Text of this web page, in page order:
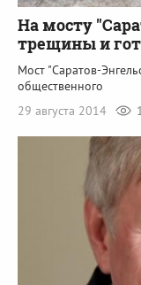
На мосту
трещины и
Мост "Саратов-
общественного
29 августа 2014